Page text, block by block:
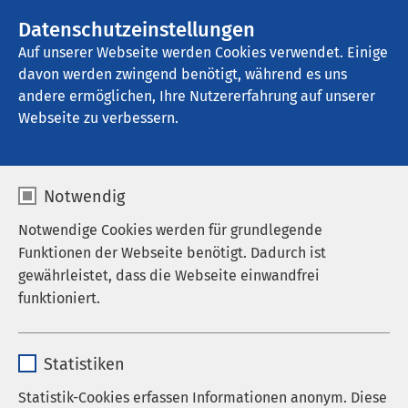
Datenschutzeinstellungen
Auf unserer Webseite werden Cookies verwendet. Einige
davon werden zwingend benötigt, während es uns
andere ermöglichen, Ihre Nutzererfahrung auf unserer
Webseite zu verbessern.
Notwendig
Notwendige Cookies werden für grundlegende
Funktionen der Webseite benötigt. Dadurch ist
gewährleistet, dass die Webseite einwandfrei
funktioniert.
Anbieter sgalinski
Statistiken
Statistik-Cookies erfassen Informationen anonym. Diese
AMEOS Reha Klinikum Ratzeburg